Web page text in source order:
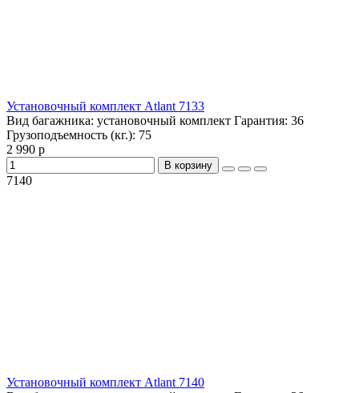
Установочный комплект Atlant 7133
Вид багажника: установочный комплект Гарантия: 36
Грузоподъемность (кг.): 75
2 990 р
В корзину
7140
Установочный комплект Atlant 7140